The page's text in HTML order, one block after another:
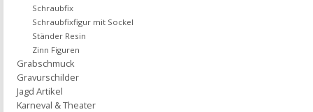
Schraubfix
Schraubfixfigur mit Sockel
Ständer Resin
Zinn Figuren
Grabschmuck
Gravurschilder
Jagd Artikel
Karneval & Theater